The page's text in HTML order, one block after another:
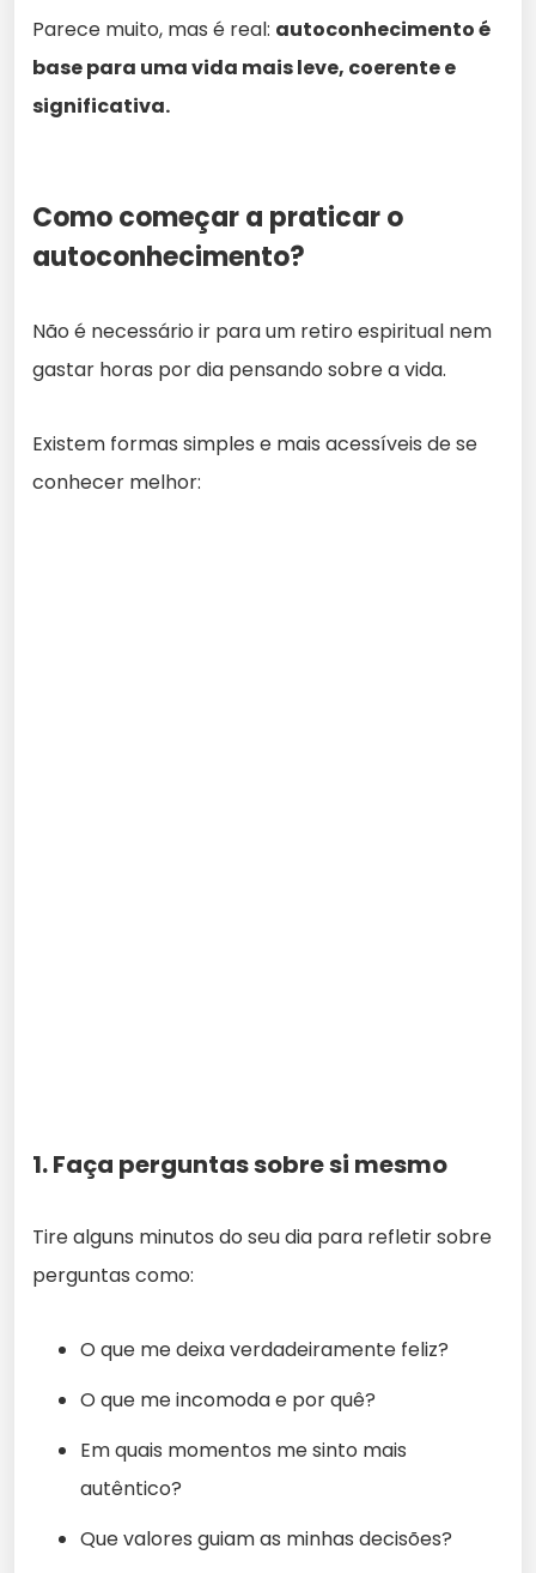
Parece muito, mas é real: autoconhecimento é
base para uma vida mais leve, coerente e
significativa.
Como começar a praticar o
autoconhecimento?
Não é necessário ir para um retiro espiritual nem
gastar horas por dia pensando sobre a vida.
Existem formas simples e mais acessíveis de se
conhecer melhor:
1. Faça perguntas sobre si mesmo
Tire alguns minutos do seu dia para refletir sobre
perguntas como:
O que me deixa verdadeiramente feliz?
O que me incomoda e por quê?
Em quais momentos me sinto mais
autêntico?
Que valores guiam as minhas decisões?